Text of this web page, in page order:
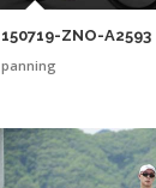
150719-ZNO-A2593
panning